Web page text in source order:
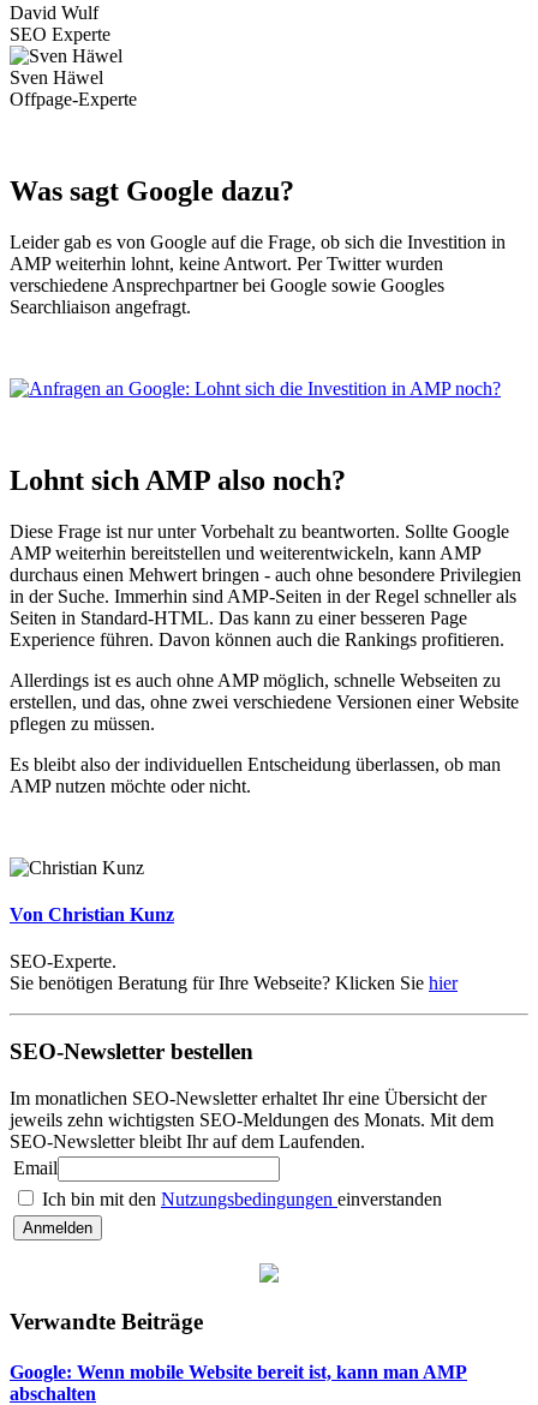
David Wulf
SEO Experte
Sven Häwel
Offpage-Experte
Was sagt Google dazu?
Leider gab es von Google auf die Frage, ob sich die Investition in
AMP weiterhin lohnt, keine Antwort. Per Twitter wurden
verschiedene Ansprechpartner bei Google sowie Googles
Searchliaison angefragt.
Lohnt sich AMP also noch?
Diese Frage ist nur unter Vorbehalt zu beantworten. Sollte Google
AMP weiterhin bereitstellen und weiterentwickeln, kann AMP
durchaus einen Mehwert bringen - auch ohne besondere Privilegien
in der Suche. Immerhin sind AMP-Seiten in der Regel schneller als
Seiten in Standard-HTML. Das kann zu einer besseren Page
Experience führen. Davon können auch die Rankings profitieren.
Allerdings ist es auch ohne AMP möglich, schnelle Webseiten zu
erstellen, und das, ohne zwei verschiedene Versionen einer Website
pflegen zu müssen.
Es bleibt also der individuellen Entscheidung überlassen, ob man
AMP nutzen möchte oder nicht.
Von Christian Kunz
SEO-Experte.
Sie benötigen Beratung für Ihre Webseite? Klicken Sie hier
SEO-Newsletter bestellen
Im monatlichen SEO-Newsletter erhaltet Ihr eine Übersicht der
jeweils zehn wichtigsten SEO-Meldungen des Monats. Mit dem
SEO-Newsletter bleibt Ihr auf dem Laufenden.
Email
Ich bin mit den Nutzungsbedingungen einverstanden
Verwandte Beiträge
Google: Wenn mobile Website bereit ist, kann man AMP
abschalten